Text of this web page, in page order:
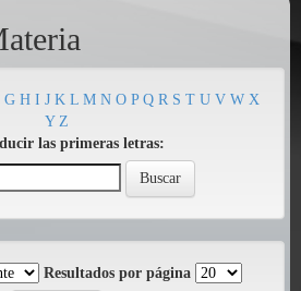
G H I J K L M N O P Q R S T U V W X
Y Z
las primeras letras:
Resultados por página